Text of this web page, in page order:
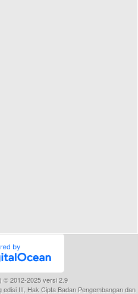
) © 2012-2025 versi 2.9
III, Hak Cipta Badan Pengembangan dan